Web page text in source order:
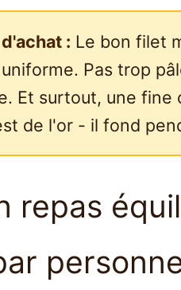
: Le bon filet
Pas trop
Et surtout, une fine
de l'or - il fond
repas